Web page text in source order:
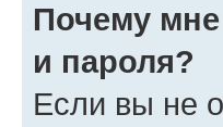
Почему
и пароля?
Если вы не